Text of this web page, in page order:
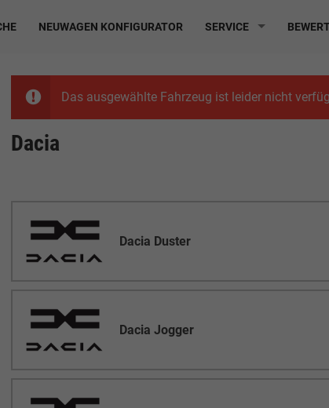
NEUWAGEN KONFIGURATOR SERVICE
Das ausgewählte Fahrzeug ist leider nicht
Dacia
Dacia Duster
Dacia Jogger